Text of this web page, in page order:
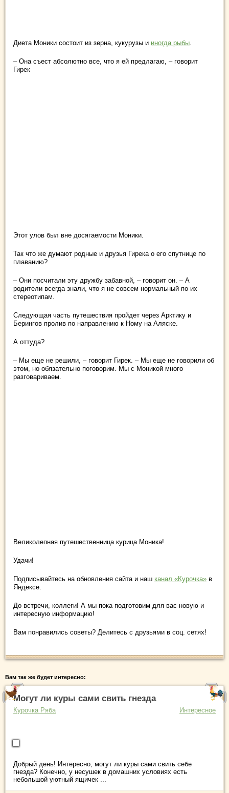
Диета Моники состоит из зерна, кукурузы и иногда рыбы.
– Она съест абсолютно все, что я ей предлагаю, – говорит
Гирек
Этот улов был вне досягаемости Моники.
Так что же думают родные и друзья Гирека о его спутнице по
плаванию?
– Они посчитали эту дружбу забавной, – говорит он. – А
родители всегда знали, что я не совсем нормальный по их
стереотипам.
Следующая часть путешествия пройдет через Арктику и
Берингов пролив по направлению к Ному на Аляске.
А оттуда?
– Мы еще не решили, – говорит Гирек. – Мы еще не говорили об
этом, но обязательно поговорим. Мы с Моникой много
разговариваем.
Великолепная путешественница курица Моника!
Удачи!
Подписывайтесь на обновления сайта и наш канал «Курочка» в
Яндексе.
До встречи, коллеги! А мы пока подготовим для вас новую и
интересную информацию!
Вам понравились советы? Делитесь с друзьями в соц. сетях!
Вам так же будет интересно:
Могут ли куры сами свить гнезда
Курочка Ряба Интересное
Добрый день! Интересно, могут ли куры сами свить себе
гнезда? Конечно, у несушек в домашних условиях есть
небольшой уютный ящичек ...